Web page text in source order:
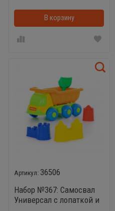
В корзину
36506
Набор №367: Самосвал
Универсал с лопаткой и